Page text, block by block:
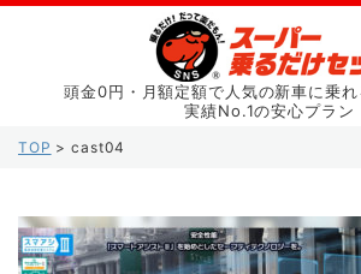
頭金0円・月額定額で人気の新車に乗
実績No.1の安心プラン
TOP >cast04